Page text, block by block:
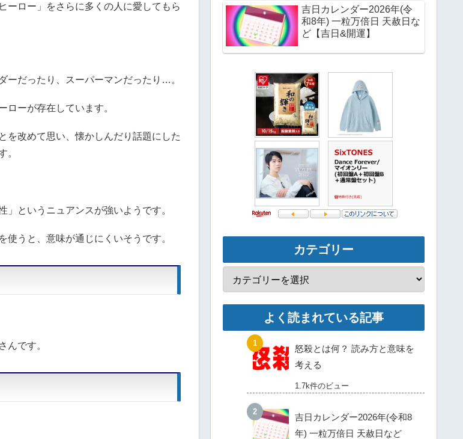
ーロー」をさらに多くの人に愛してもら
ーだったり、スーパーマンだったり…。
ーが存在しています。
を改めて思い、懐かしんだり話題にした
。
というニュアンスが強いようです。
うと、意味が通じにくいそうです。
んです。
吉日カレンダー2026年(令
和8年) 一粒万倍日 天赦日な
ど【吉日&開運】
カテゴリー
よく読まれている記事
怒殺とは何？ 読み方と意味を
考える
1.7k件のビュー
吉日カレンダー2026年(令和8
年) 一粒万倍日 天赦日など